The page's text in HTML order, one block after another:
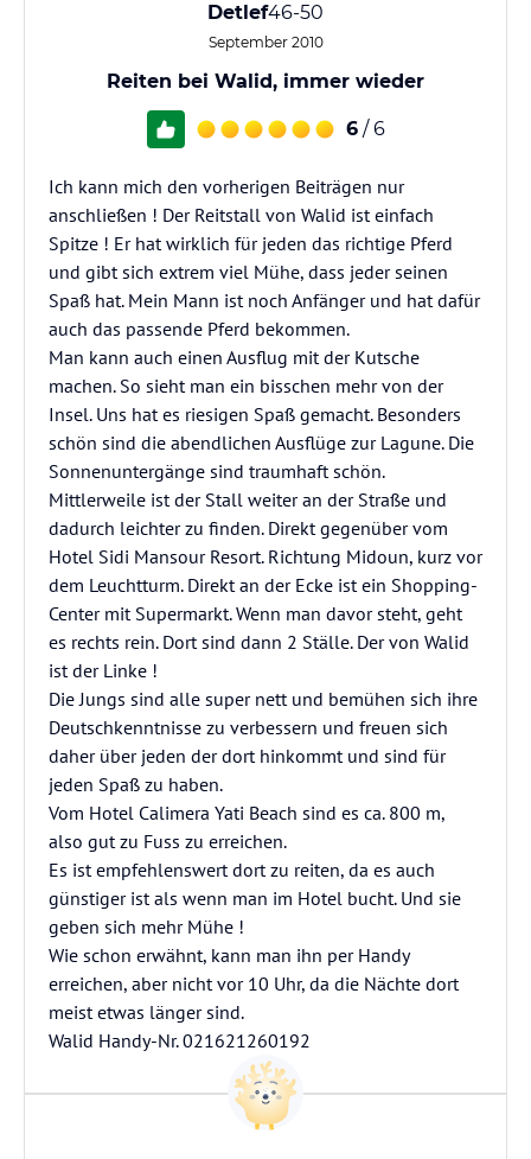
Detlef46-50
September 2010
Reiten bei Walid, immer wieder
6 / 6
Ich kann mich den vorherigen Beiträgen nur
anschließen ! Der Reitstall von Walid ist einfach
Spitze ! Er hat wirklich für jeden das richtige Pferd
und gibt sich extrem viel Mühe, dass jeder seinen
Spaß hat. Mein Mann ist noch Anfänger und hat dafür
auch das passende Pferd bekommen.
Man kann auch einen Ausflug mit der Kutsche
machen. So sieht man ein bisschen mehr von der
Insel. Uns hat es riesigen Spaß gemacht. Besonders
schön sind die abendlichen Ausflüge zur Lagune. Die
Sonnenuntergänge sind traumhaft schön.
Mittlerweile ist der Stall weiter an der Straße und
dadurch leichter zu finden. Direkt gegenüber vom
Hotel Sidi Mansour Resort. Richtung Midoun, kurz vor
dem Leuchtturm. Direkt an der Ecke ist ein Shopping-
Center mit Supermarkt. Wenn man davor steht, geht
es rechts rein. Dort sind dann 2 Ställe. Der von Walid
ist der Linke !
Die Jungs sind alle super nett und bemühen sich ihre
Deutschkenntnisse zu verbessern und freuen sich
daher über jeden der dort hinkommt und sind für
jeden Spaß zu haben.
Vom Hotel Calimera Yati Beach sind es ca. 800 m,
also gut zu Fuss zu erreichen.
Es ist empfehlenswert dort zu reiten, da es auch
günstiger ist als wenn man im Hotel bucht. Und sie
geben sich mehr Mühe !
Wie schon erwähnt, kann man ihn per Handy
erreichen, aber nicht vor 10 Uhr, da die Nächte dort
meist etwas länger sind.
Walid Handy-Nr. 021621260192